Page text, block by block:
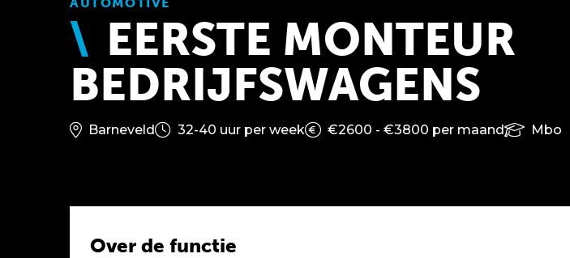
EERSTE MONTEUR
BEDRIJFSWAGENS
Barneveld 32-40 uur per week €2600 - €3800 per maand Mbo
Over de functie